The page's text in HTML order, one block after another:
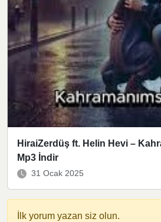
HiraiZerdüş ft. Helin Hevi –
Mp3 İndir
31 Ocak 2025
İlk yorum yazan siz olun.